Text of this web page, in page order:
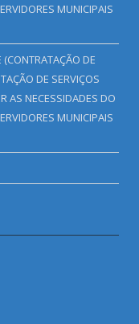
MUNICIPAIS
DE
DE SERVIÇOS
AS NECESSIDADES DO
MUNICIPAIS